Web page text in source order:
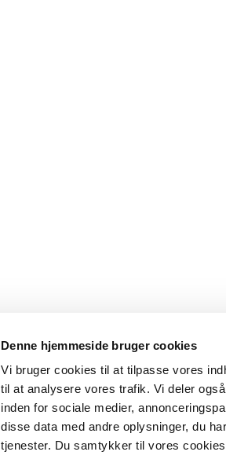
Denne hjemmeside bruger cookies
Vi bruger cookies til at tilpasse vores
til at analysere vores trafik. Vi deler
inden for sociale medier,
disse data med andre oplysninger, du
tjenester. Du samtykker til vores